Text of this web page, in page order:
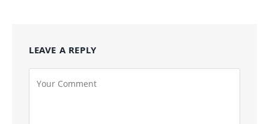
LEAVE A REPLY